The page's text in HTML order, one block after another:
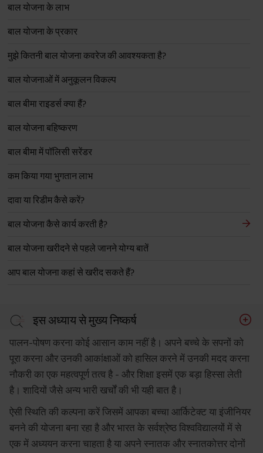
बाल योजना के लाभ
बाल योजना के प्रकार
मुझे कितनी बाल योजना कवरेज की आवश्यकता है?
बाल योजनाओं में अनुकूलन विकल्प
बाल बीमा राइडर्स क्या हैं?
बाल योजना बहिष्करण
बाल बीमा में पॉलिसी सरेंडर
कम किया गया भुगतान लाभ
दावा या रिडीम कैसे करें?
बाल योजना कैसे कार्य करती है?
बाल योजना खरीदने से पहले जानने योग्य बातें
आप बाल योजना कहां से खरीद सकते हैं?
इस अध्याय से मुख्य निष्कर्ष
पालन-पोषण करना कोई आसान काम नहीं है। अपने बच्चे के सपनों को
पूरा करना और उनकी आकांक्षाओं को हासिल करने में उनकी मदद करना
नौकरी का एक महत्वपूर्ण तत्व है - और शिक्षा इसमें एक बड़ा हिस्सा लेती
है। शादियों जैसे अन्य भारी खर्चों की भी यही बात है।
ऐसी स्थिति की कल्पना करें जिसमें आपका बच्चा आर्किटेक्ट या इंजीनियर
बनने की योजना बना रहा है और भारत के सर्वश्रेष्ठ विश्वविद्यालयों में से
एक में अध्ययन करना चाहता है या अपने स्नातक और स्नातकोत्तर दोनों